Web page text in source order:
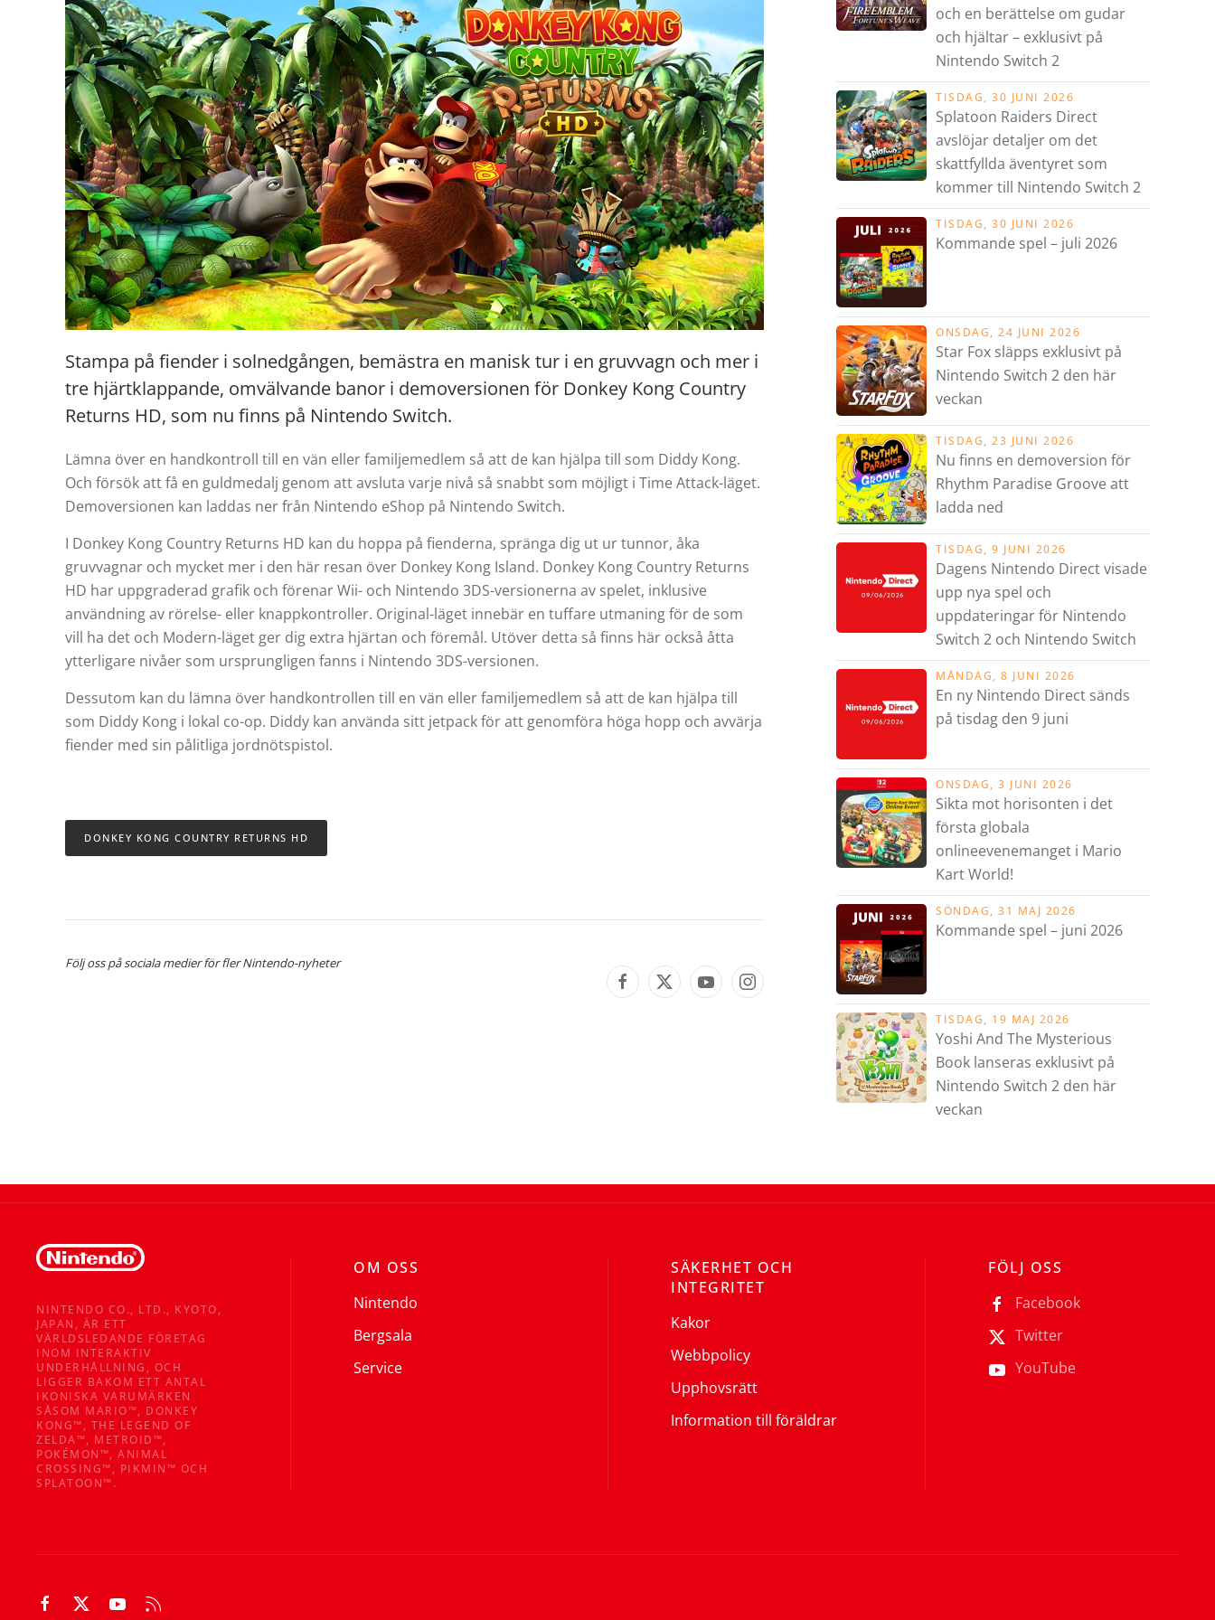
Stampa på fiender i solnedgången, bemästra en manisk tur i en gruvvagn och mer i
tre hjärtklappande, omvälvande banor i demoversionen för Donkey Kong Country
Returns HD, som nu finns på Nintendo Switch.
Lämna över en handkontroll till en vän eller familjemedlem så att de kan hjälpa till som Diddy Kong.
Och försök att få en guldmedalj genom att avsluta varje nivå så snabbt som möjligt i Time Attack-läget.
Demoversionen kan laddas ner från Nintendo eShop på Nintendo Switch.
I Donkey Kong Country Returns HD kan du hoppa på fienderna, spränga dig ut ur tunnor, åka
gruvvagnar och mycket mer i den här resan över Donkey Kong Island. Donkey Kong Country Returns
HD har uppgraderad grafik och förenar Wii- och Nintendo 3DS-versionerna av spelet, inklusive
användning av rörelse- eller knappkontroller. Original-läget innebär en tuffare utmaning för de som
vill ha det och Modern-läget ger dig extra hjärtan och föremål. Utöver detta så finns här också åtta
ytterligare nivåer som ursprungligen fanns i Nintendo 3DS-versionen.
Dessutom kan du lämna över handkontrollen till en vän eller familjemedlem så att de kan hjälpa till
som Diddy Kong i lokal co-op. Diddy kan använda sitt jetpack för att genomföra höga hopp och avvärja
fiender med sin pålitliga jordnötspistol.
DONKEY KONG COUNTRY RETURNS HD
Följ oss på sociala medier för fler Nintendo-nyheter
och en berättelse om gudar
och hjältar – exklusivt på
Nintendo Switch 2
TISDAG, 30 JUNI 2026
Splatoon Raiders Direct
avslöjar detaljer om det
skattfyllda äventyret som
kommer till Nintendo Switch 2
TISDAG, 30 JUNI 2026
Kommande spel – juli 2026
ONSDAG, 24 JUNI 2026
Star Fox släpps exklusivt på
Nintendo Switch 2 den här
veckan
TISDAG, 23 JUNI 2026
Nu finns en demoversion för
Rhythm Paradise Groove att
ladda ned
TISDAG, 9 JUNI 2026
Dagens Nintendo Direct visade
upp nya spel och
uppdateringar för Nintendo
Switch 2 och Nintendo Switch
MÅNDAG, 8 JUNI 2026
En ny Nintendo Direct sänds
på tisdag den 9 juni
ONSDAG, 3 JUNI 2026
Sikta mot horisonten i det
första globala
onlineevenemanget i Mario
Kart World!
SÖNDAG, 31 MAJ 2026
Kommande spel – juni 2026
TISDAG, 19 MAJ 2026
Yoshi And The Mysterious
Book lanseras exklusivt på
Nintendo Switch 2 den här
veckan
NINTENDO CO., LTD., KYOTO,
JAPAN, ÄR ETT
VÄRLDSLEDANDE FÖRETAG
INOM INTERAKTIV
UNDERHÅLLNING, OCH
LIGGER BAKOM ETT ANTAL
IKONISKA VARUMÄRKEN
SÅSOM MARIO™, DONKEY
KONG™, THE LEGEND OF
ZELDA™, METROID™,
POKÉMON™, ANIMAL
CROSSING™, PIKMIN™ OCH
SPLATOON™.
OM OSS
Nintendo
Bergsala
Service
SÄKERHET OCH
INTEGRITET
Kakor
Webbpolicy
Upphovsrätt
Information till föräldrar
FÖLJ OSS
Facebook
Twitter
YouTube